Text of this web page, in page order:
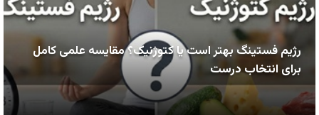
رژیم فستینگ بهتر است یا کتوژنیک؟ مقایسه علمی کامل
برای انتخاب درست